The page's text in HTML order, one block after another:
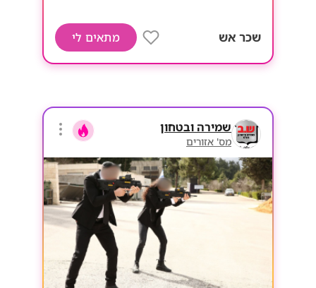
שכר אש מתאים לי
שמירה ובטחון
מס' אזורים